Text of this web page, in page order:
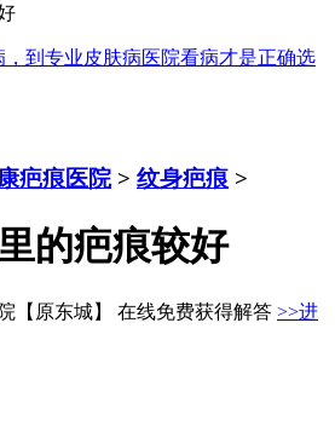
到专业皮肤病医院看病才是正确选
疤痕医院> 纹身疤痕 >
的疤痕较好
【原东城】 在线免费获得解答 >>进